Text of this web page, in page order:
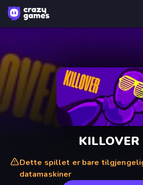
KILLOVER
Dette spillet er bare
datamaskiner